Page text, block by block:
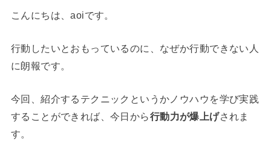
こんにちは、aoiです。
行動したいとおもっているのに、なぜか行動できない人
に朗報です。
今回、紹介するテクニックというかノウハウを学び実践
することができれば、今日から行動力が爆上げされま
す。